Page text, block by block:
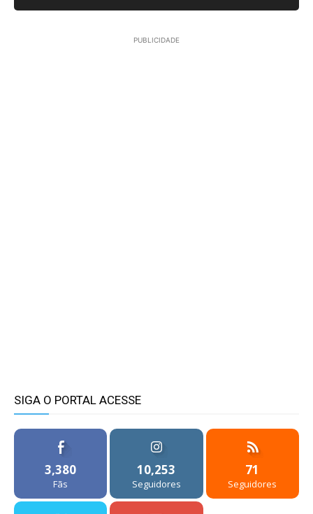
PUBLICIDADE
SIGA O PORTAL ACESSE
3,380
Fãs
10,253
Seguidores
71
Seguidores